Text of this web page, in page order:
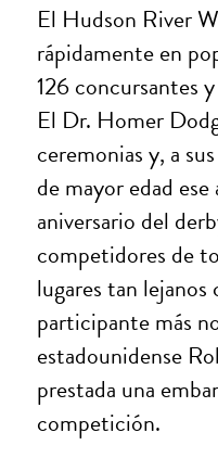
El Hudson River
rápidamente en
126 concursantes
El Dr. Homer
ceremonias y, a
de mayor edad
aniversario del
competidores de
lugares tan
participante más
estadounidense
prestada una
competición.